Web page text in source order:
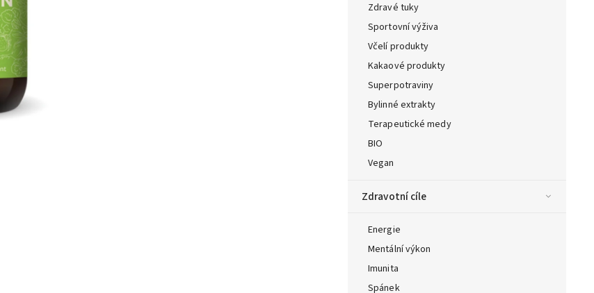
Zdravé tuky
Sportovní výživa
Včelí produkty
Kakaové produkty
Superpotraviny
Bylinné extrakty
Terapeutické medy
BIO
Vegan
Zdravotní cíle
Energie
Mentální výkon
Imunita
Spánek